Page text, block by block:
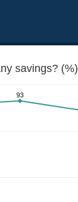
savings? (%)
93